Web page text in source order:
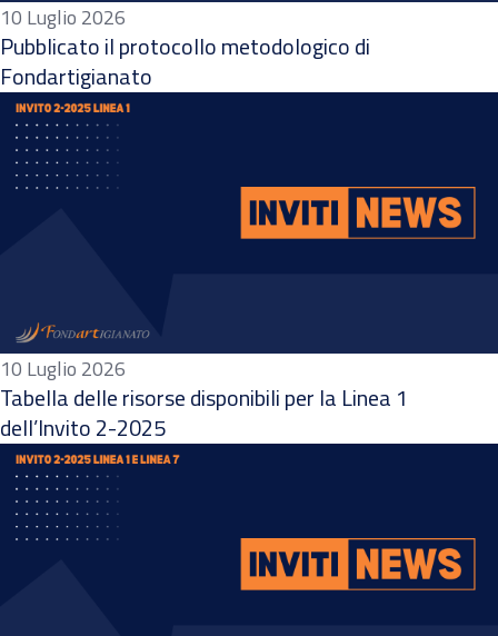
10 Luglio 2026
Pubblicato il protocollo metodologico di
Fondartigianato
10 Luglio 2026
Tabella delle risorse disponibili per la Linea 1
dell’Invito 2-2025